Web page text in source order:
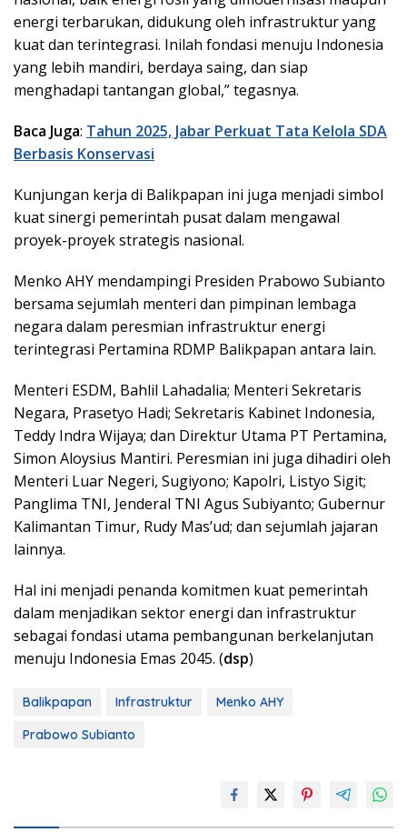
energi terbarukan, didukung oleh infrastruktur yang
kuat dan terintegrasi. Inilah fondasi menuju Indonesia
yang lebih mandiri, berdaya saing, dan siap
menghadapi tantangan global,” tegasnya.
Baca Juga: Tahun 2025, Jabar Perkuat Tata Kelola SDA
Berbasis Konservasi
Kunjungan kerja di Balikpapan ini juga menjadi simbol
kuat sinergi pemerintah pusat dalam mengawal
proyek-proyek strategis nasional.
Menko AHY mendampingi Presiden Prabowo Subianto
bersama sejumlah menteri dan pimpinan lembaga
negara dalam peresmian infrastruktur energi
terintegrasi Pertamina RDMP Balikpapan antara lain.
Menteri ESDM, Bahlil Lahadalia; Menteri Sekretaris
Negara, Prasetyo Hadi; Sekretaris Kabinet Indonesia,
Teddy Indra Wijaya; dan Direktur Utama PT Pertamina,
Simon Aloysius Mantiri. Peresmian ini juga dihadiri oleh
Menteri Luar Negeri, Sugiyono; Kapolri, Listyo Sigit;
Panglima TNI, Jenderal TNI Agus Subiyanto; Gubernur
Kalimantan Timur, Rudy Mas’ud; dan sejumlah jajaran
lainnya.
Hal ini menjadi penanda komitmen kuat pemerintah
dalam menjadikan sektor energi dan infrastruktur
sebagai fondasi utama pembangunan berkelanjutan
menuju Indonesia Emas 2045. (dsp)
Balikpapan Infrastruktur
Menko AHY
Prabowo Subianto